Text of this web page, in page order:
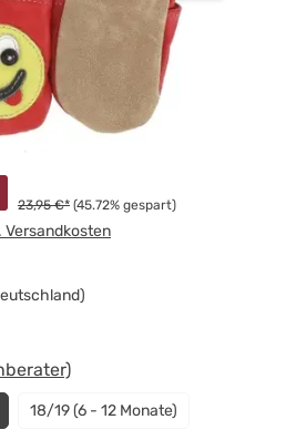
23,95 €* (45.72% gespart)
Versandkosten
18/19 (6 - 12 Monate)